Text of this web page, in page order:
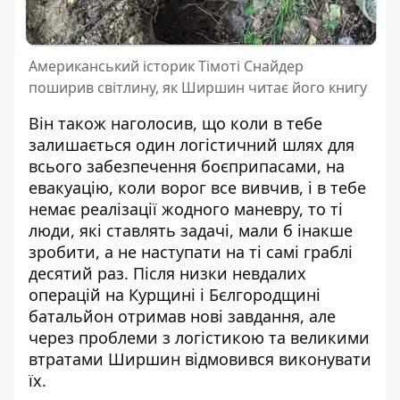
Американський історик Тімоті Снайдер
поширив світлину, як Ширшин читає його книгу
Він також наголосив, що коли в тебе
залишається один логістичний шлях для
всього забезпечення боєприпасами, на
евакуацію, коли ворог все вивчив, і в тебе
немає реалізації жодного маневру, то ті
люди, які ставлять задачі, мали б інакше
зробити, а не наступати на ті самі граблі
десятий раз. Після низки невдалих
операцій на Курщині і Бєлгородщині
батальйон отримав нові завдання, але
через проблеми з логістикою та великими
втратами Ширшин відмовився виконувати
їх.